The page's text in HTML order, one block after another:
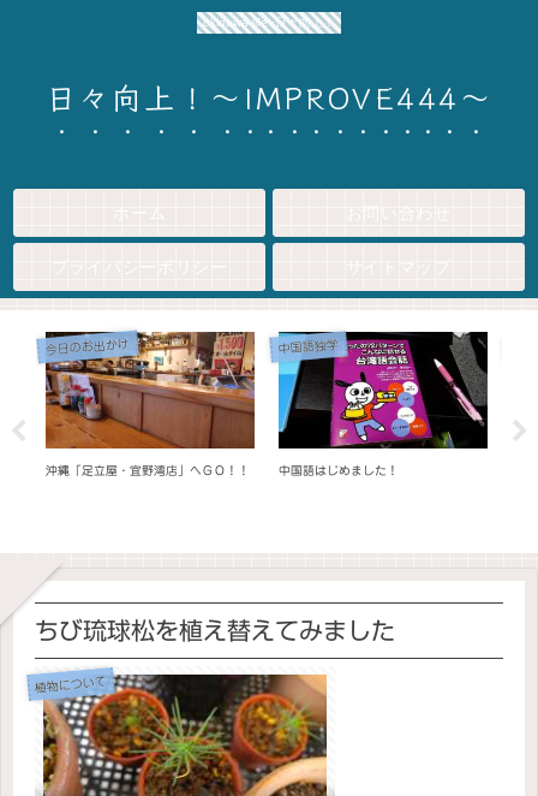
okinawa life~日々向上！
日々向上！～IMPROVE444～
今日のお出かけ
沖縄「足立屋・宜野湾店」へＧＯ！！
中国語独学
中国語はじめました！
ちび琉球松を植え替えてみました
植物について